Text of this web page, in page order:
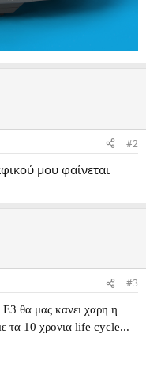
#2
μου φαίνεται
#3
Ε3 θα μας κανει χαρη η
τα 10 χρονια life cycle...